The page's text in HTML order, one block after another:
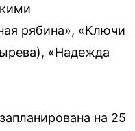
рябина», «Ключи
«Надежда
на 25